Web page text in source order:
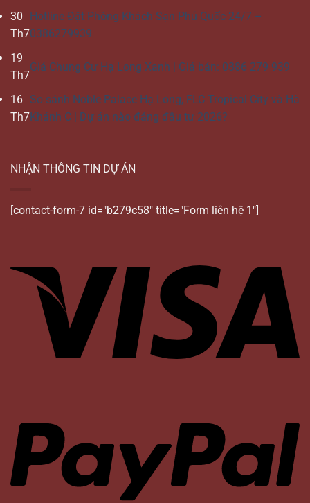
30
Th7
Hotline Đặt Phòng Khách Sạn Phú Quốc 24/7 –
0386279939
19
Th7
Giá Chung Cư Hạ Long Xanh | Giá bán: 0386 279 939
16
Th7
So sánh Noble Palace Hạ Long, FLC Tropical City và Hà
Khánh C | Dự án nào đáng đầu tư 2026?
NHẬN THÔNG TIN DỰ ÁN
[contact-form-7 id="b279c58" title="Form liên hệ 1"]